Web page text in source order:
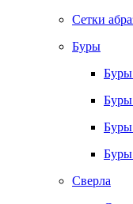
Сетки
Буры
Буры
Буры
Буры
Сверла